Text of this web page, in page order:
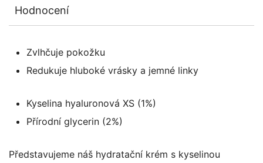
Hodnocení
Zvlhčuje pokožku
Redukuje hluboké vrásky a jemné linky
Kyselina hyaluronová XS (1%)
Přírodní glycerin (2%)
Představujeme náš hydratační krém s kyselinou